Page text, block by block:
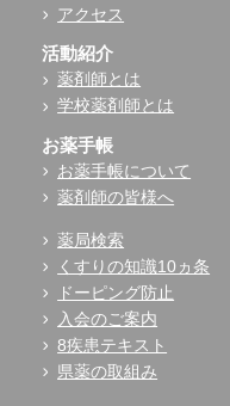
アクセス
活動紹介
薬剤師とは
学校薬剤師とは
お薬手帳
お薬手帳について
薬剤師の皆様へ
薬局検索
くすりの知識10ヵ条
ドーピング防止
入会のご案内
8疾患テキスト
県薬の取組み